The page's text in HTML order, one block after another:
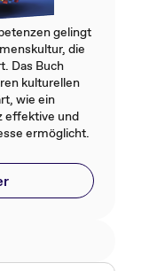
gelingt
die
Das Buch
kulturellen
wie ein
effektive und
ermöglicht.